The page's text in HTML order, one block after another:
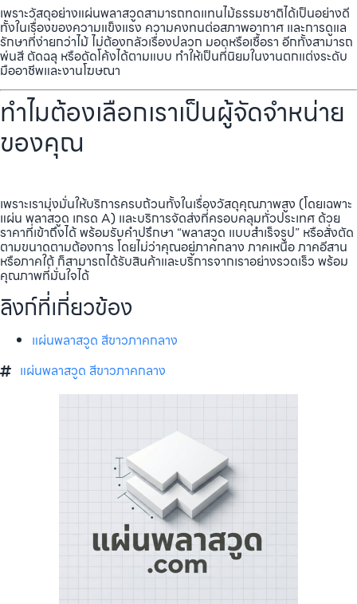
เพราะวัสดุอย่างแผ่นพลาสวูดสามารถทดแทนไม้ธรรมชาติได้เป็นอย่างดี
ทั้งในเรื่องของความแข็งแรง ความคงทนต่อสภาพอากาศ และการดูแล
รักษาที่ง่ายกว่าไม้ ไม่ต้องกลัวเรื่องปลวก มอดหรือเชื้อรา อีกทั้งสามารถ
พ่นสี ตัดฉลุ หรือดัดโค้งได้ตามแบบ ทำให้เป็นที่นิยมในงานตกแต่งระดับ
มืออาชีพและงานโฆษณา
ทำไมต้องเลือกเราเป็นผู้จัดจำหน่าย
ของคุณ
เพราะเรามุ่งมั่นให้บริการครบถ้วนทั้งในเรื่องวัสดุคุณภาพสูง (โดยเฉพาะ
แผ่น พลาสวูด เกรด A) และบริการจัดส่งที่ครอบคลุมทั่วประเทศ ด้วย
ราคาที่เข้าถึงได้ พร้อมรับคำปรึกษา “พลาสวูด แบบสำเร็จรูป” หรือสั่งตัด
ตามขนาดตามต้องการ โดยไม่ว่าคุณอยู่ภาคกลาง ภาคเหนือ ภาคอีสาน
หรือภาคใต้ ก็สามารถได้รับสินค้าและบริการจากเราอย่างรวดเร็ว พร้อม
คุณภาพที่มั่นใจได้
ลิงก์ที่เกี่ยวข้อง
แผ่นพลาสวูด สีขาวภาคกลาง
แผ่นพลาสวูด สีขาวภาคกลาง